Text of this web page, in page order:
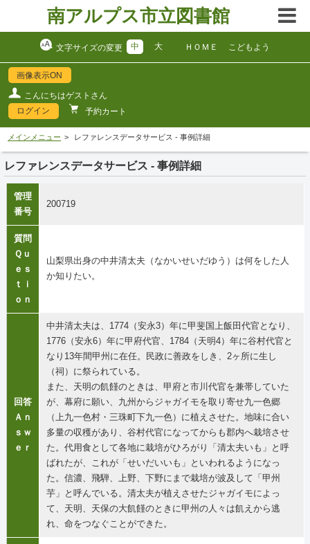
南アルプス市立図書館
文字サイズの変更 中 大 ＨＯＭＥ こどもよう
画像表示ON
こんにちはゲストさん
ログイン
予約カート
メインメニュー レファレンスデータサービス - 事例詳細
レファレンスデータサービス - 事例詳細
管理
番号
200719
質問
Ｑｕ
ｅｓ
ｔｉ
ｏｎ
山梨県出身の中井清太夫（なかいせいだゆう）は何をした人
か知りたい。
回答
Ａｎ
ｓｗ
ｅｒ
中井清太夫は、1774（安永3）年に甲斐国上飯田代官となり、
1776（安永6）年に甲府代官、1784（天明4）年に谷村代官と
なり13年間甲州に在任。民政に善政をしき、2ヶ所に生し
（祠）に祭られている。
また、天明の飢饉のときは、甲府と市川代官を兼帯していた
が、幕府に願い、九州からジャガイモを取り寄せ九一色郷
（上九一色村・三珠町下九一色）に植えさせた。地味に合い
多量の収穫があり、谷村代官になってからも郡内へ栽培させ
た。代用食として各地に栽培がひろがり「清太夫いも」と呼
ばれたが、これが「せいだいいも」といわれるようになっ
た。信濃、飛騨、上野、下野にまで栽培が波及して「甲州
芋」と呼んでいる。清太夫が植えさせたジャガイモによっ
て、天明、天保の大飢饉のときに甲州の人々は飢えから逃
れ、命をつなぐことができた。